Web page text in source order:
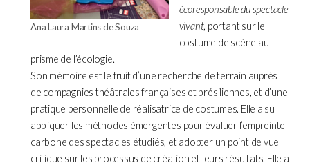
Ana Laura Martins de Souza
écoresponsable du spectacle
vivant, portant sur le
costume de scène au
prisme de l’écologie.
Son mémoire est le fruit d’une recherche de terrain auprès
de compagnies théâtrales françaises et brésiliennes, et d’une
pratique personnelle de réalisatrice de costumes. Elle a su
appliquer les méthodes émergentes pour évaluer l’empreinte
carbone des spectacles étudiés, et adopter un point de vue
critique sur les processus de création et leurs résultats. Elle a